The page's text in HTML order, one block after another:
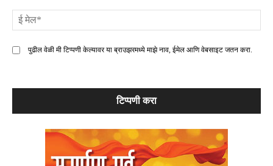
पुढील वेळी मी टिप्पणी केल्यावर या ब्राउझरमध्ये माझे नाव, ईमेल आणि वेबसाइट जतन करा.